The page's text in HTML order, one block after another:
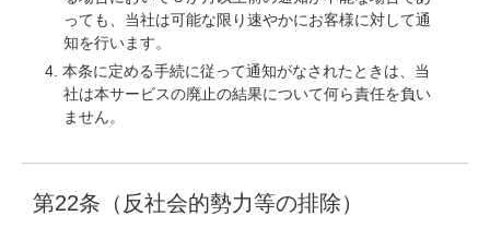
っても、当社は可能な限り速やかにお客様に対して通
知を行います。
本条に定める手続に従って通知がなされたときは、当
社は本サービスの廃止の結果について何ら責任を負い
ません。
第22条（反社会的勢力等の排除）